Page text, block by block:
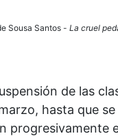
Sousa Santos - La cruel
de las
hasta que se
progresivamente